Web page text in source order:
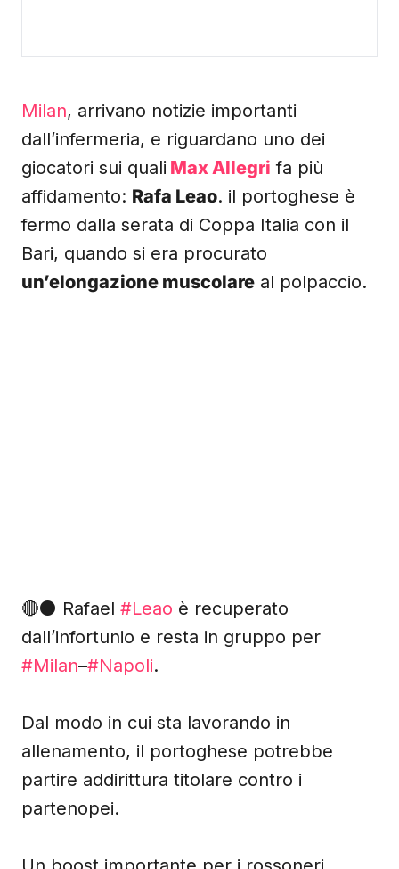
Milan, arrivano notizie importanti
dall’infermeria, e riguardano uno dei
giocatori sui quali Max Allegri fa più
affidamento: Rafa Leao. il portoghese è
fermo dalla serata di Coppa Italia con il
Bari, quando si era procurato
un’elongazione muscolare al polpaccio.
🔴⚫ Rafael #Leao è recuperato
dall’infortunio e resta in gruppo per
#Milan–#Napoli.
Dal modo in cui sta lavorando in
allenamento, il portoghese potrebbe
partire addirittura titolare contro i
partenopei.